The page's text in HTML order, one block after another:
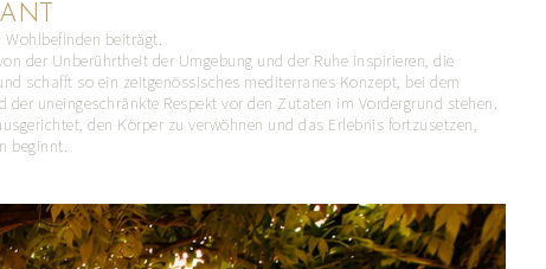
beiträgt.
der Unberührtheit der Umgebung und der Ruhe inspirieren, die
schafft so ein zeitgenössisches mediterranes Konzept, bei dem
der uneingeschränkte Respekt vor den Zutaten im Vordergrund stehen.
den Körper zu verwöhnen und das Erlebnis fortzusetzen,
beginnt.